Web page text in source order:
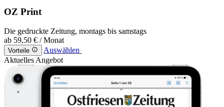
OZ Print
Die gedruckte Zeitung, montags bis samstags
ab 59,50 € / Monat
Vorteile
Auswählen
Aktuelles Angebot